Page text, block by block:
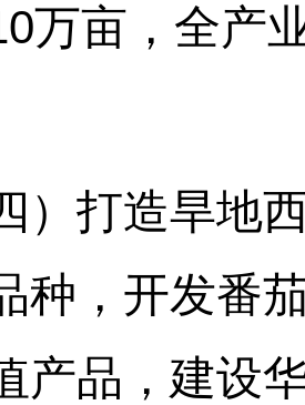
万亩，全产
）打造旱地
种，开发番
产品，建设